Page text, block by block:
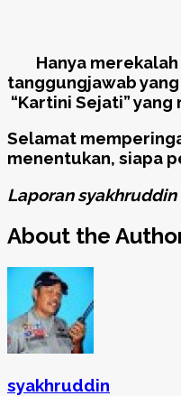
Hanya merekalah
tanggungjawab
“Kartini Sejati”
Selamat
menentukan, siapa
Laporan syakhruddin
About the
syakhruddin